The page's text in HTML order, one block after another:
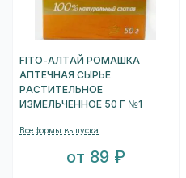
FITO-АЛТАЙ РОМАШКА
АПТЕЧНАЯ СЫРЬЕ
РАСТИТЕЛЬНОЕ
ИЗМЕЛЬЧЕННОЕ 50 Г №1
Все формы выпуска
от 89 ₽